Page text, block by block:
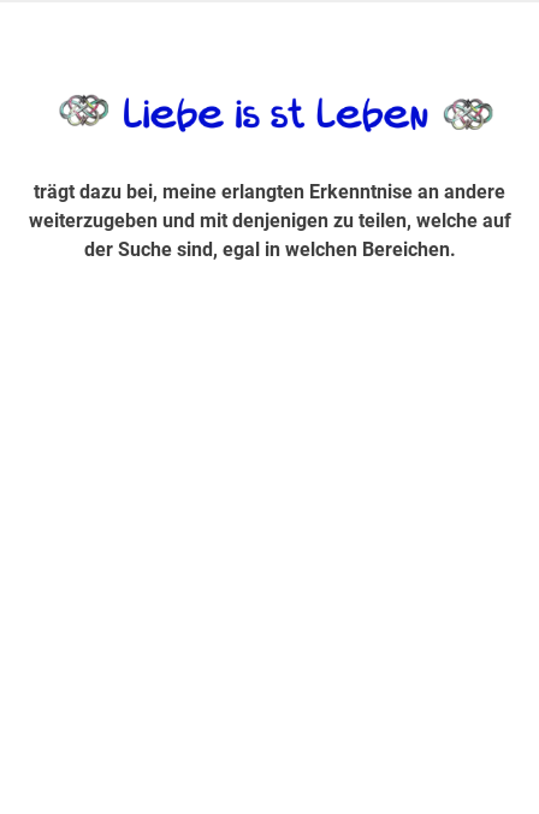
Suche sind, egal in welchen Bereichen.
trägt dazu bei, meine erlangten Erkenntnise an andere
weiterzugeben und mit denjenigen zu teilen, welche auf
der Suche sind, egal in welchen Bereichen.